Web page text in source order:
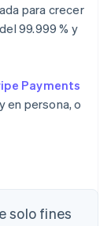
para crecer
99.999 % y
Payments
en persona, o
solo fines